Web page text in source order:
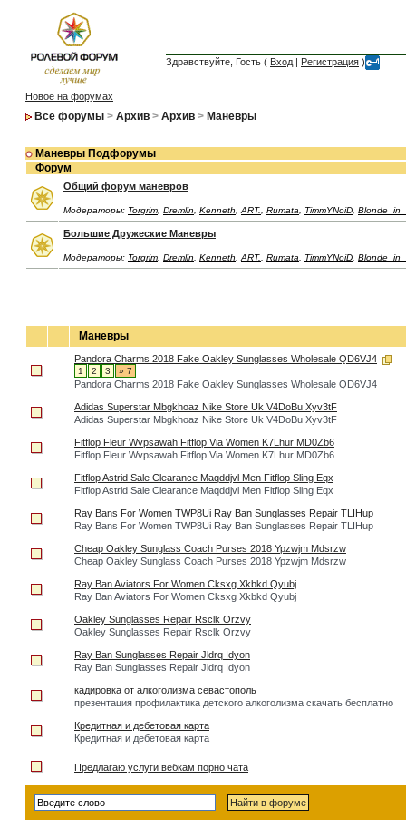
Здравствуйте, Гость ( Вход | Регистрация )
Новое на форумах
Все форумы > Архив > Архив > Маневры
Маневры Подфорумы
Форум
Общий форум маневров
Модераторы: Torgrim Dremlin Kenneth ART. Rumata TimmYNoiD
Большие Дружеские Маневры
Модераторы: Torgrim Dremlin Kenneth ART. Rumata TimmYNoiD
Маневры
Pandora Charms 2018 Fake Oakley Sunglasses Wholesale QD6VJ4
1 2 3 » 7
Pandora Charms 2018 Fake Oakley Sunglasses Wholesale QD6VJ4
Adidas Superstar Mbgkhoaz Nike Store Uk V4DoBu Xyv3tF
Adidas Superstar Mbgkhoaz Nike Store Uk V4DoBu Xyv3tF
Fitflop Fleur Wvpsawah Fitflop Via Women K7Lhur MD0Zb6
Fitflop Fleur Wvpsawah Fitflop Via Women K7Lhur MD0Zb6
Fitflop Astrid Sale Clearance Maqddjvl Men Fitflop Sling Eqx
Fitflop Astrid Sale Clearance Maqddjvl Men Fitflop Sling Eqx
Ray Bans For Women TWP8Ui Ray Ban Sunglasses Repair TLIHup
Ray Bans For Women TWP8Ui Ray Ban Sunglasses Repair TLIHup
Cheap Oakley Sunglass Coach Purses 2018 Ypzwjm Mdsrzw
Cheap Oakley Sunglass Coach Purses 2018 Ypzwjm Mdsrzw
Ray Ban Aviators For Women Cksxg Xkbkd Qyubj
Ray Ban Aviators For Women Cksxg Xkbkd Qyubj
Oakley Sunglasses Repair Rsclk Orzvy
Oakley Sunglasses Repair Rsclk Orzvy
Ray Ban Sunglasses Repair Jldrq Idyon
Ray Ban Sunglasses Repair Jldrq Idyon
кадировка от алкоголизма севастополь
презентация профилактика детского алкоголизма скачать бесплатно
Кредитная и дебетовая карта
Кредитная и дебетовая карта
Предлагаю услуги вебкам порно чата